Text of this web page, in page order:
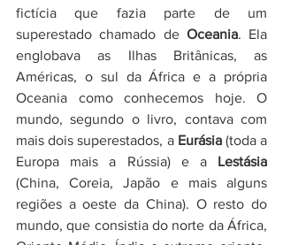
fictícia que fazia parte de um
superestado chamado de Oceania. Ela
englobava as Ilhas Britânicas, as
Américas, o sul da África e a própria
Oceania como conhecemos hoje. O
mundo, segundo o livro, contava com
mais dois superestados, a Eurásia (toda a
Europa mais a Rússia) e a Lestásia
(China, Coreia, Japão e mais alguns
regiões a oeste da China). O resto do
mundo, que consistia do norte da África,